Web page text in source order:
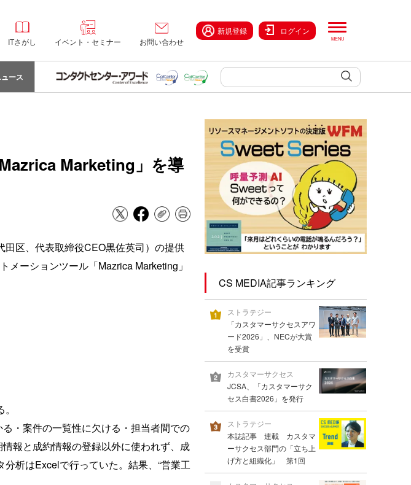
ITさがし イベント・セミナー お問い合わせ
新規登録 ログイン
ース
Marketing」を導
区、代表取締役CEO黒佐英司）の提供
ーションツール「Mazrica Marketing」
・案件の一覧性に欠ける・担当者間での
報と成約情報の登録以外に使われず、成
析はExcelで行っていた。結果、“営業工
CS MEDIA記事ランキング
ストラテジー
「カスタマーサクセスアワ
ード2026」、NECが大賞
を受賞
カスタマーサクセス
JCSA、「カスタマーサク
セス白書2026」を発行
ストラテジー
本誌記事 連載 カスタマ
ーサクセス部門の「立ち上
げ方と組織化」 第1回